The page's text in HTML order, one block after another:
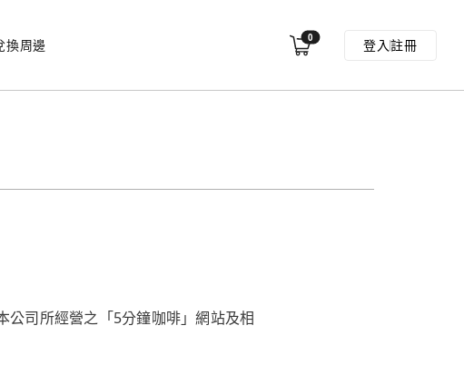
換周邊 0 登入註冊
司所經營之「5分鐘咖啡」網站及相